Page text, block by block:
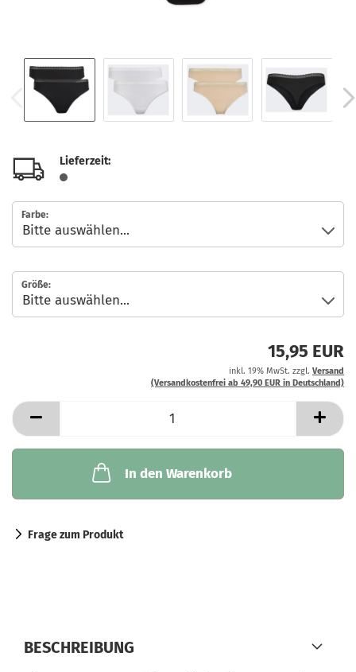
Lieferzeit:
Farbe:
Größe:
15,95 EUR
inkl. 19% MwSt. zzgl. Versand
(Versandkostenfrei ab 49,90 EUR in Deutschland)
In den Warenkorb
Frage zum Produkt
BESCHREIBUNG